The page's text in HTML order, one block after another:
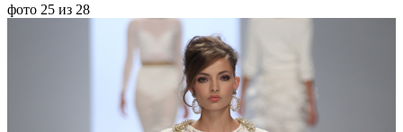
фото 25 из 28